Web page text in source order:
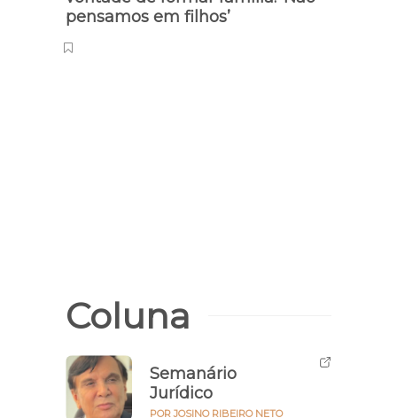
pensamos em filhos’
Coluna
Semanário
Jurídico
POR JOSINO RIBEIRO NETO